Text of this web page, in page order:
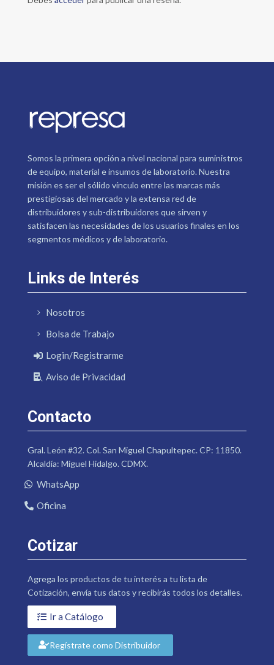
Somos la primera opción a nivel nacional para suministros
de equipo, material e insumos de laboratorio. Nuestra
misión es ser el sólido vínculo entre las marcas más
prestigiosas del mercado y la extensa red de
distribuidores y sub-distribuidores que sirven y
satisfacen las necesidades de los usuarios finales en los
segmentos médicos y de laboratorio.
Links de Interés
Nosotros
Bolsa de Trabajo
Login/Registrarme
Aviso de Privacidad
Contacto
Gral. León #32. Col. San Miguel Chapultepec. CP: 11850.
Alcaldía: Miguel Hidalgo. CDMX.
WhatsApp
Oficina
Cotizar
Agrega los productos de tu interés a tu lista de
Cotización, envía tus datos y recibirás todos los detalles.
Ir a Catálogo
Regístrate como Distribuidor